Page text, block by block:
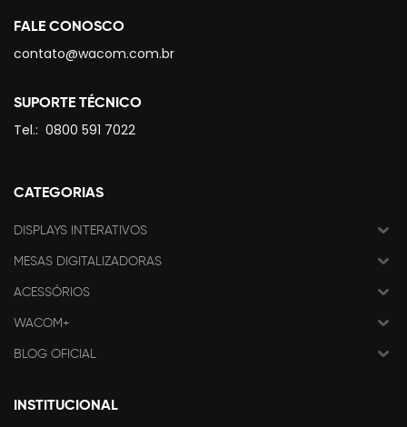
FALE CONOSCO
contato@wacom.com.br
SUPORTE TÉCNICO
Tel.: 0800 591 7022
CATEGORIAS
DISPLAYS INTERATIVOS
MESAS DIGITALIZADORAS
ACESSÓRIOS
WACOM+
BLOG OFICIAL
INSTITUCIONAL